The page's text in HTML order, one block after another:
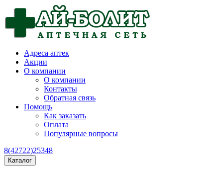
Адреса аптек
Акции
О компании
О компании
Контакты
Обратная связь
Помощь
Как заказать
Оплата
Популярные вопросы
8(42722)25348
Каталог